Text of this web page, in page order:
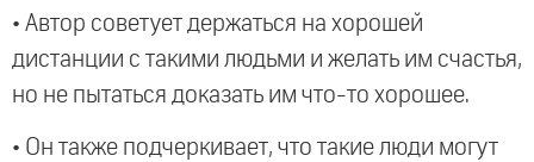
• Автор советует держаться на хорошей
дистанции с такими людьми и желать им счастья,
но не пытаться доказать им что-то хорошее.
• Он также подчеркивает, что такие люди могут